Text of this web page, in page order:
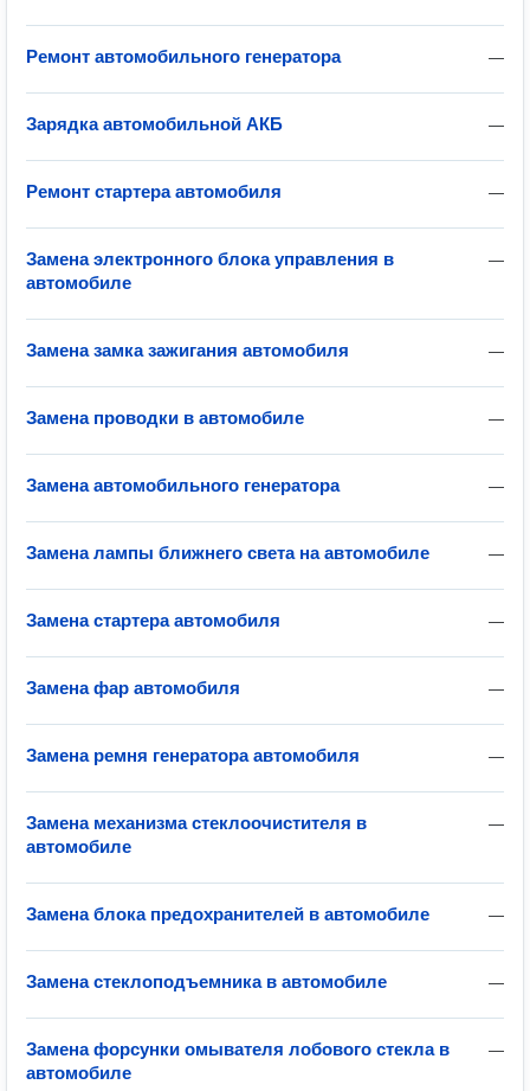
—
Ремонт автомобильного генератора
—
Зарядка автомобильной АКБ
—
Ремонт стартера автомобиля
—
Замена электронного блока управления в
автомобиле
—
Замена замка зажигания автомобиля
—
Замена проводки в автомобиле
—
Замена автомобильного генератора
—
Замена лампы ближнего света на автомобиле
—
Замена стартера автомобиля
—
Замена фар автомобиля
—
Замена ремня генератора автомобиля
—
Замена механизма стеклоочистителя в
автомобиле
—
Замена блока предохранителей в автомобиле
—
Замена стеклоподъемника в автомобиле
—
Замена форсунки омывателя лобового стекла в
автомобиле